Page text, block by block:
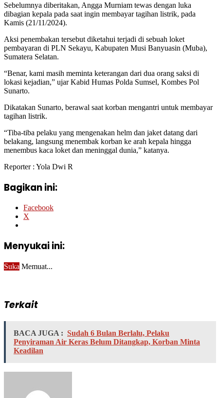
Sebelumnya diberitakan, Angga Murniam tewas dengan luka
dibagian kepala pada saat ingin membayar tagihan listrik, pada
Kamis (21/11/2024).
Aksi penembakan tersebut diketahui terjadi di sebuah loket
pembayaran di PLN Sekayu, Kabupaten Musi Banyuasin (Muba),
Sumatera Selatan.
“Benar, kami masih meminta keterangan dari dua orang saksi di
lokasi kejadian,” ujar Kabid Humas Polda Sumsel, Kombes Pol
Sunarto.
Dikatakan Sunarto, berawal saat korban mengantri untuk membayar
tagihan listrik.
“Tiba-tiba pelaku yang mengenakan helm dan jaket datang dari
belakang, langsung menembak korban ke arah kepala hingga
menembus kaca loket dan meninggal dunia,” katanya.
Reporter : Yola Dwi R
Bagikan ini:
Facebook
X
Menyukai ini:
Suka Memuat...
Terkait
BACA JUGA : Sudah 6 Bulan Berlalu, Pelaku
Penyiraman Air Keras Belum Ditangkap, Korban Minta
Keadilan